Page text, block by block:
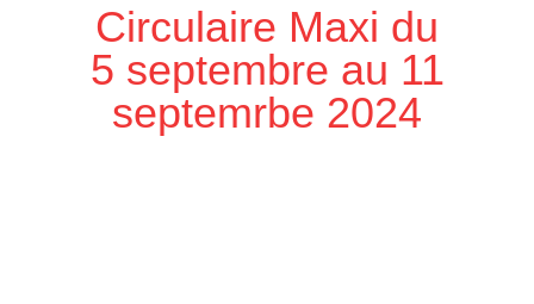
Circulaire Maxi du
5 septembre au 11
septemrbe 2024